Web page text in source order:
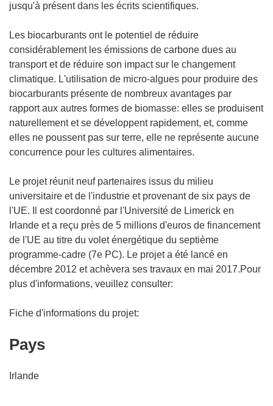
jusqu'à présent dans les écrits scientifiques.
Les biocarburants ont le potentiel de réduire
considérablement les émissions de carbone dues au
transport et de réduire son impact sur le changement
climatique. L'utilisation de micro-algues pour produire des
biocarburants présente de nombreux avantages par
rapport aux autres formes de biomasse: elles se produisent
naturellement et se développent rapidement, et, comme
elles ne poussent pas sur terre, elle ne représente aucune
concurrence pour les cultures alimentaires.
Le projet réunit neuf partenaires issus du milieu
universitaire et de l'industrie et provenant de six pays de
l'UE. Il est coordonné par l'Université de Limerick en
Irlande et a reçu près de 5 millions d'euros de financement
de l'UE au titre du volet énergétique du septième
programme-cadre (7e PC). Le projet a été lancé en
décembre 2012 et achèvera ses travaux en mai 2017.Pour
plus d'informations, veuillez consulter:
Fiche d'informations du projet:
Pays
Irlande